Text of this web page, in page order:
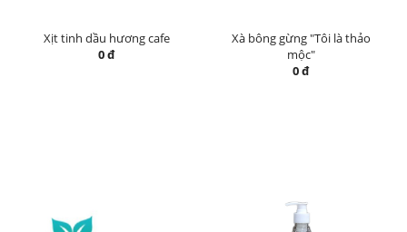
Xịt tinh dầu hương cafe
0 đ
Xà bông gừng "Tôi là thảo
mộc"
0 đ